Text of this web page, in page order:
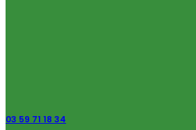
03 59 71 18 34